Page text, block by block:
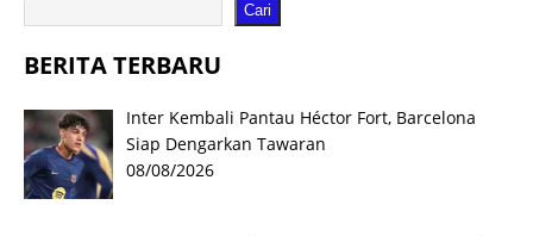
Cari
BERITA TERBARU
Inter Kembali Pantau Héctor Fort, Barcelona
Siap Dengarkan Tawaran
08/08/2026